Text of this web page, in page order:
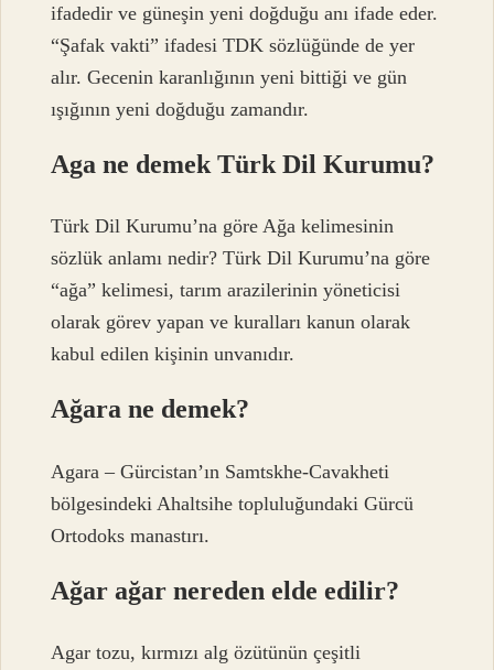
ifadedir ve güneşin yeni doğduğu anı ifade eder.
“Şafak vakti” ifadesi TDK sözlüğünde de yer
alır. Gecenin karanlığının yeni bittiği ve gün
ışığının yeni doğduğu zamandır.
Aga ne demek Türk Dil Kurumu?
Türk Dil Kurumu’na göre Ağa kelimesinin
sözlük anlamı nedir? Türk Dil Kurumu’na göre
“ağa” kelimesi, tarım arazilerinin yöneticisi
olarak görev yapan ve kuralları kanun olarak
kabul edilen kişinin unvanıdır.
Ağara ne demek?
Agara – Gürcistan’ın Samtskhe-Cavakheti
bölgesindeki Ahaltsihe topluluğundaki Gürcü
Ortodoks manastırı.
Ağar ağar nereden elde edilir?
Agar tozu, kırmızı alg özütünün çeşitli